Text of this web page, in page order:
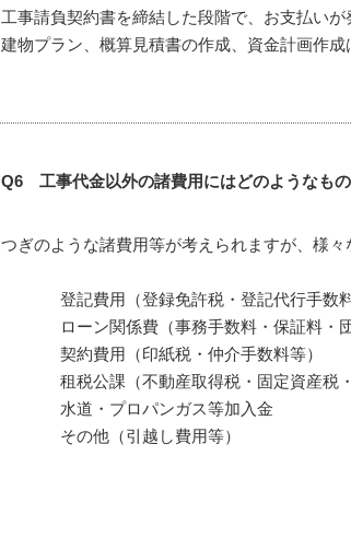
工事請負契約書を締結した段階で、お支払いが
建物プラン、概算見積書の作成、資金計画作成
Q6 工事代金以外の諸費用にはどのようなも
つぎのような諸費用等が考えられますが、様々
登記費用（登録免許税・登記代行手数
ローン関係費（事務手数料・保証料・
契約費用（印紙税・仲介手数料等）
租税公課（不動産取得税・固定資産税
水道・プロパンガス等加入金
その他（引越し費用等）